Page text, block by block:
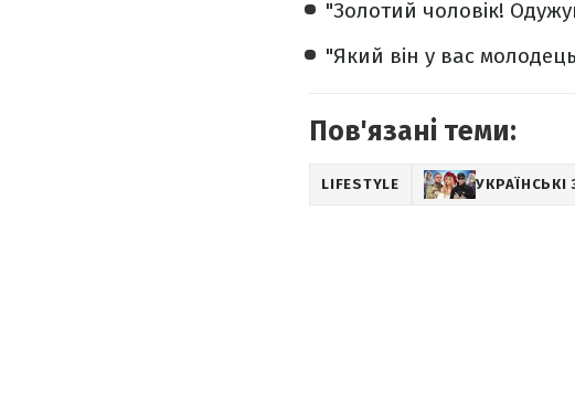
"Золотий чоловік!
"Який він у вас
Пов'язані теми:
LIFESTYLE УКРАЇНСЬКІ